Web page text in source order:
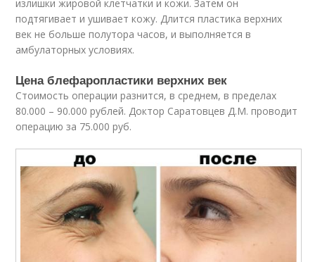
излишки жировой клетчатки и кожи. Затем он
подтягивает и ушивает кожу. Длится пластика верхних
век не больше полутора часов, и выполняется в
амбулаторных условиях.
Цена блефаропластики верхних век
Стоимость операции разнится, в среднем, в пределах
80.000 – 90.000 рублей. Доктор Саратовцев Д.М. проводит
операцию за 75.000 руб.